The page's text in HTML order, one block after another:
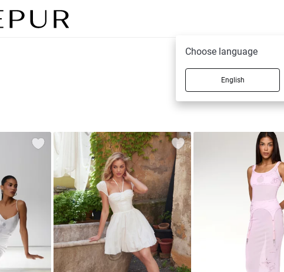
Choose language
English